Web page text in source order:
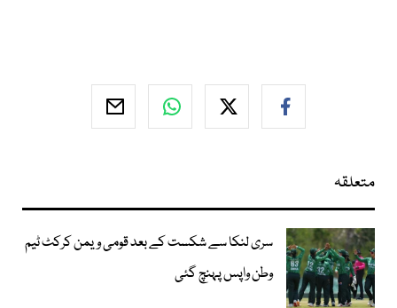
متعلقہ
سری لنکا سے شکست کے بعد قومی ویمن کرکٹ ٹیم
وطن واپس پہنچ گئی